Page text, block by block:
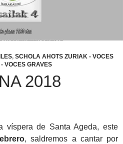
, SCHOLA AHOTS ZURIAK - VOCES
VOCES GRAVES
2018
víspera de Santa Ageda, este
, saldremos a cantar por